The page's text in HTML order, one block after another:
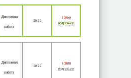
Дипломная
работа
2022
15000
подробнее
Дипломная
работа
2022
15000
подробнее